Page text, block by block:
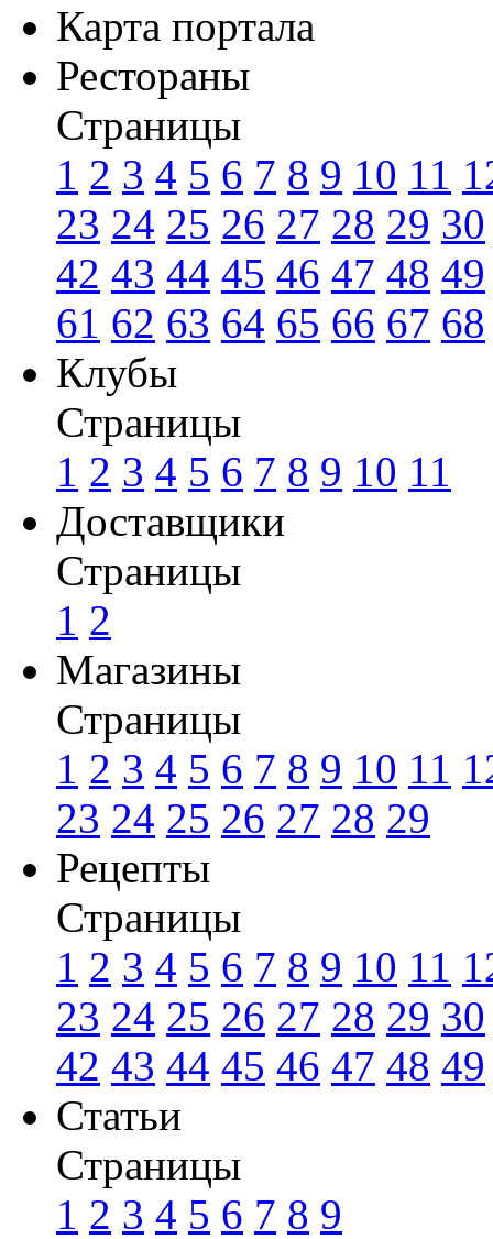
Карта портала
Рестораны
Страницы
1 2 3 4 5 6 7 8 9 10 11
23 24 25 26 27 28 29 30
42 43 44 45 46 47 48 49
61 62 63 64 65 66 67 68
Клубы
Страницы
1 2 3 4 5 6 7 8 9 10 11
Доставщики
Страницы
1 2
Магазины
Страницы
1 2 3 4 5 6 7 8 9 10 11
23 24 25 26 27 28 29
Рецепты
Страницы
1 2 3 4 5 6 7 8 9 10 11
23 24 25 26 27 28 29 30
42 43 44 45 46 47 48 49
Статьи
Страницы
1 2 3 4 5 6 7 8 9